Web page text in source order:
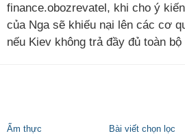
finance.obozrevatel, khi cho ý
của Nga sẽ khiếu nại lên các cơ
nếu Kiev không trả đầy đủ toàn bộ
Ẩm thực Bài viết chọn lọc